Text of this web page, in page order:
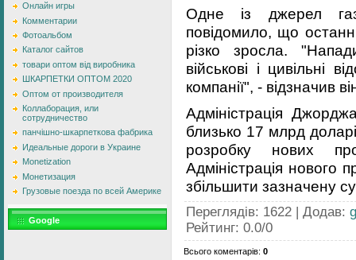
Онлайн игры
Комментарии
Фотоальбом
Каталог сайтов
товари оптом від виробника
ШКАРПЕТКИ ОПТОМ 2020
Оптом от производителя
Коллаборация, или
сотрудничество
панчішно-шкарпеткова фабрика
Идеальные дороги в Украине
Monetization
Монетизация
Грузовые поезда по всей Америке
Google
Одне із джерел
повідомило, що
різко зросла.
військові і цивільні
компанії", - відзначив
Адміністрація
близько 17 млрд
розробку нових
Адміністрація нового
збільшити зазначену
Переглядів: 1622 | Додав:
Рейтинг: 0.0/0
Всього коментарів: 0